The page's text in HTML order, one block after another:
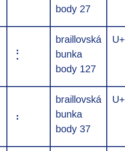
body 27
⡃
braillovská
bunka
body 127
⡄
braillovská
bunka
body 37